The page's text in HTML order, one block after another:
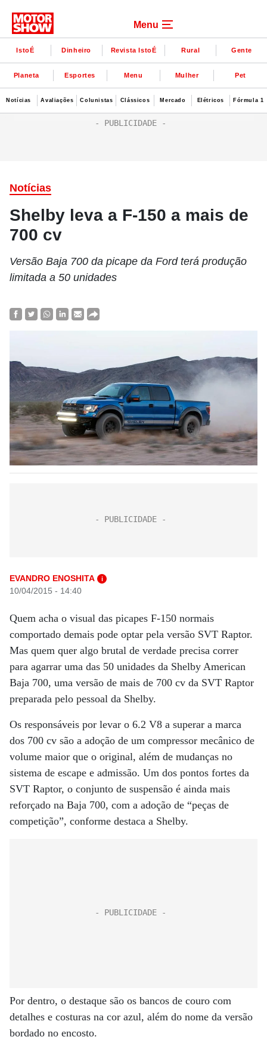
Menu
IstoÉ Dinheiro Revista IstoÉ Rural Gente
Planeta Esportes Menu Mulher Pet
Notícias Avaliações Colunistas Clássicos Mercado Elétricos Fórmula 1
Notícias
Shelby leva a F-150 a mais de
700 cv
Versão Baja 700 da picape da Ford terá produção
limitada a 50 unidades
EVANDRO ENOSHITA i
10/04/2015 - 14:40
Quem acha o visual das picapes F-150 normais
comportado demais pode optar pela versão SVT Raptor.
Mas quem quer algo brutal de verdade precisa correr
para agarrar uma das 50 unidades da Shelby American
Baja 700, uma versão de mais de 700 cv da SVT Raptor
preparada pelo pessoal da Shelby.
Os responsáveis por levar o 6.2 V8 a superar a marca
dos 700 cv são a adoção de um compressor mecânico de
volume maior que o original, além de mudanças no
sistema de escape e admissão. Um dos pontos fortes da
SVT Raptor, o conjunto de suspensão é ainda mais
reforçado na Baja 700, com a adoção de “peças de
competição”, conforme destaca a Shelby.
Por dentro, o destaque são os bancos de couro com
detalhes e costuras na cor azul, além do nome da versão
bordado no encosto.